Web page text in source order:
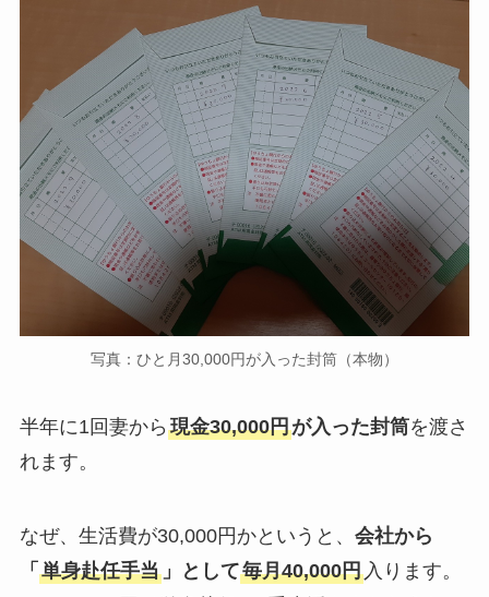
写真：ひと月30,000円が入った封筒（本物）
半年に1回妻から 現金30,000円が入った封筒を渡さ
れます。
なぜ、生活費が30,000円かというと、 会社から
「 単身赴任手当」として毎月40,000円入ります。